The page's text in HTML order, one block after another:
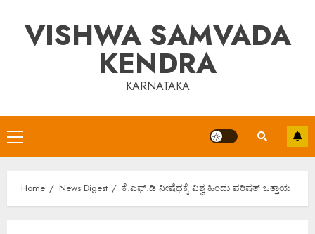
contentVISHWA SAMVADA
KENDRA
KARNATAKA
Primary
Menu
Home News Digest ಕೆ.ಎಫ್.ಡಿ ನೀಷೆಧಕ್ಕೆ ವಿಶ್ವ ಹಿಂದು ಪರಿಷತ್ ಒತ್ತಾಯ